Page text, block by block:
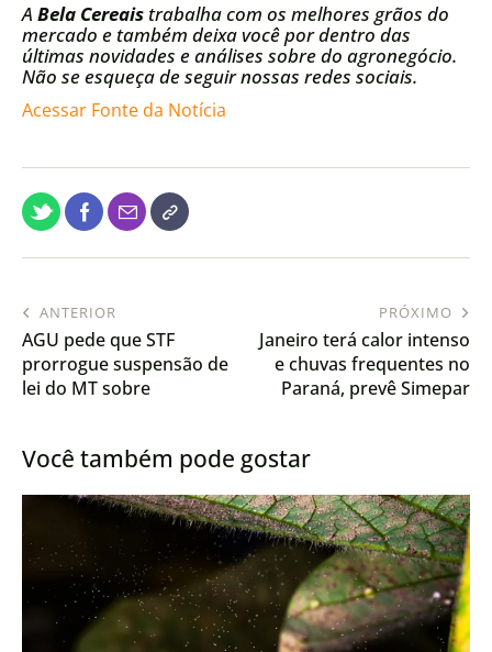
A Bela Cereais trabalha com os melhores grãos do
mercado e também deixa você por dentro das
últimas novidades e análises sobre do agronegócio.
Não se esqueça de seguir nossas redes sociais.
Acessar Fonte da Notícia
ANTERIOR
AGU pede que STF
prorrogue suspensão de
lei do MT sobre
PRÓXIMO
Janeiro terá calor intenso
e chuvas frequentes no
Paraná, prevê Simepar
Você também pode gostar